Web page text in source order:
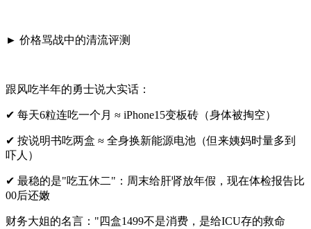
► ‌价格骂战中的清流评测‌
跟风吃半年的勇士说大实话：
✔ 每天6粒连吃一个月 ≈ iPhone15变板砖（身体被掏空）
✔ 按说明书吃两盒 ≈ 全身换新能源电池（但来姨妈时量多到
吓人）
✔ 最稳的是"吃五休二"：周末给肝肾放年假，现在体检报告比
00后还嫩
财务大姐的名言："四盒1499不是消费，是给ICU存的救命